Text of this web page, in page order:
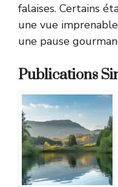
falaises. Certains
une vue
une pause
Publications